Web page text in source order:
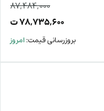
۸۷,۴۸۴,۰۰۰
۷۸,۷۳۵,۶۰۰ت
بروزرسانی قیمت:امروز